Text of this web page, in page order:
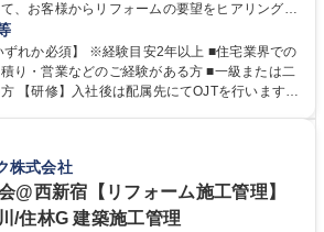
、お客様からリフォームの要望をヒアリング
、見積り、契約、工事担当者への引継ぎまでを
ナンス担当部門からの情報を元に水回り設備の
事を提案。すでに住友林業として取引があるた
決策をプランに反映させられるため、お客様の
ずれか必須】 ※経験目安2年以上 ■住宅業界での
り・営業などのご経験がある方 ■一級または二
す。
が整っている為、営業未経験で入社した社員
バーとして成長しています。実績を積み重ねれ
ゆくは管理職へとステップアップも可能です。
学 高専 短大 専修学校 高校 語学力： 資格：
株式会社
@西新宿【リフォーム施工管理】
/住林G 建築施工管理